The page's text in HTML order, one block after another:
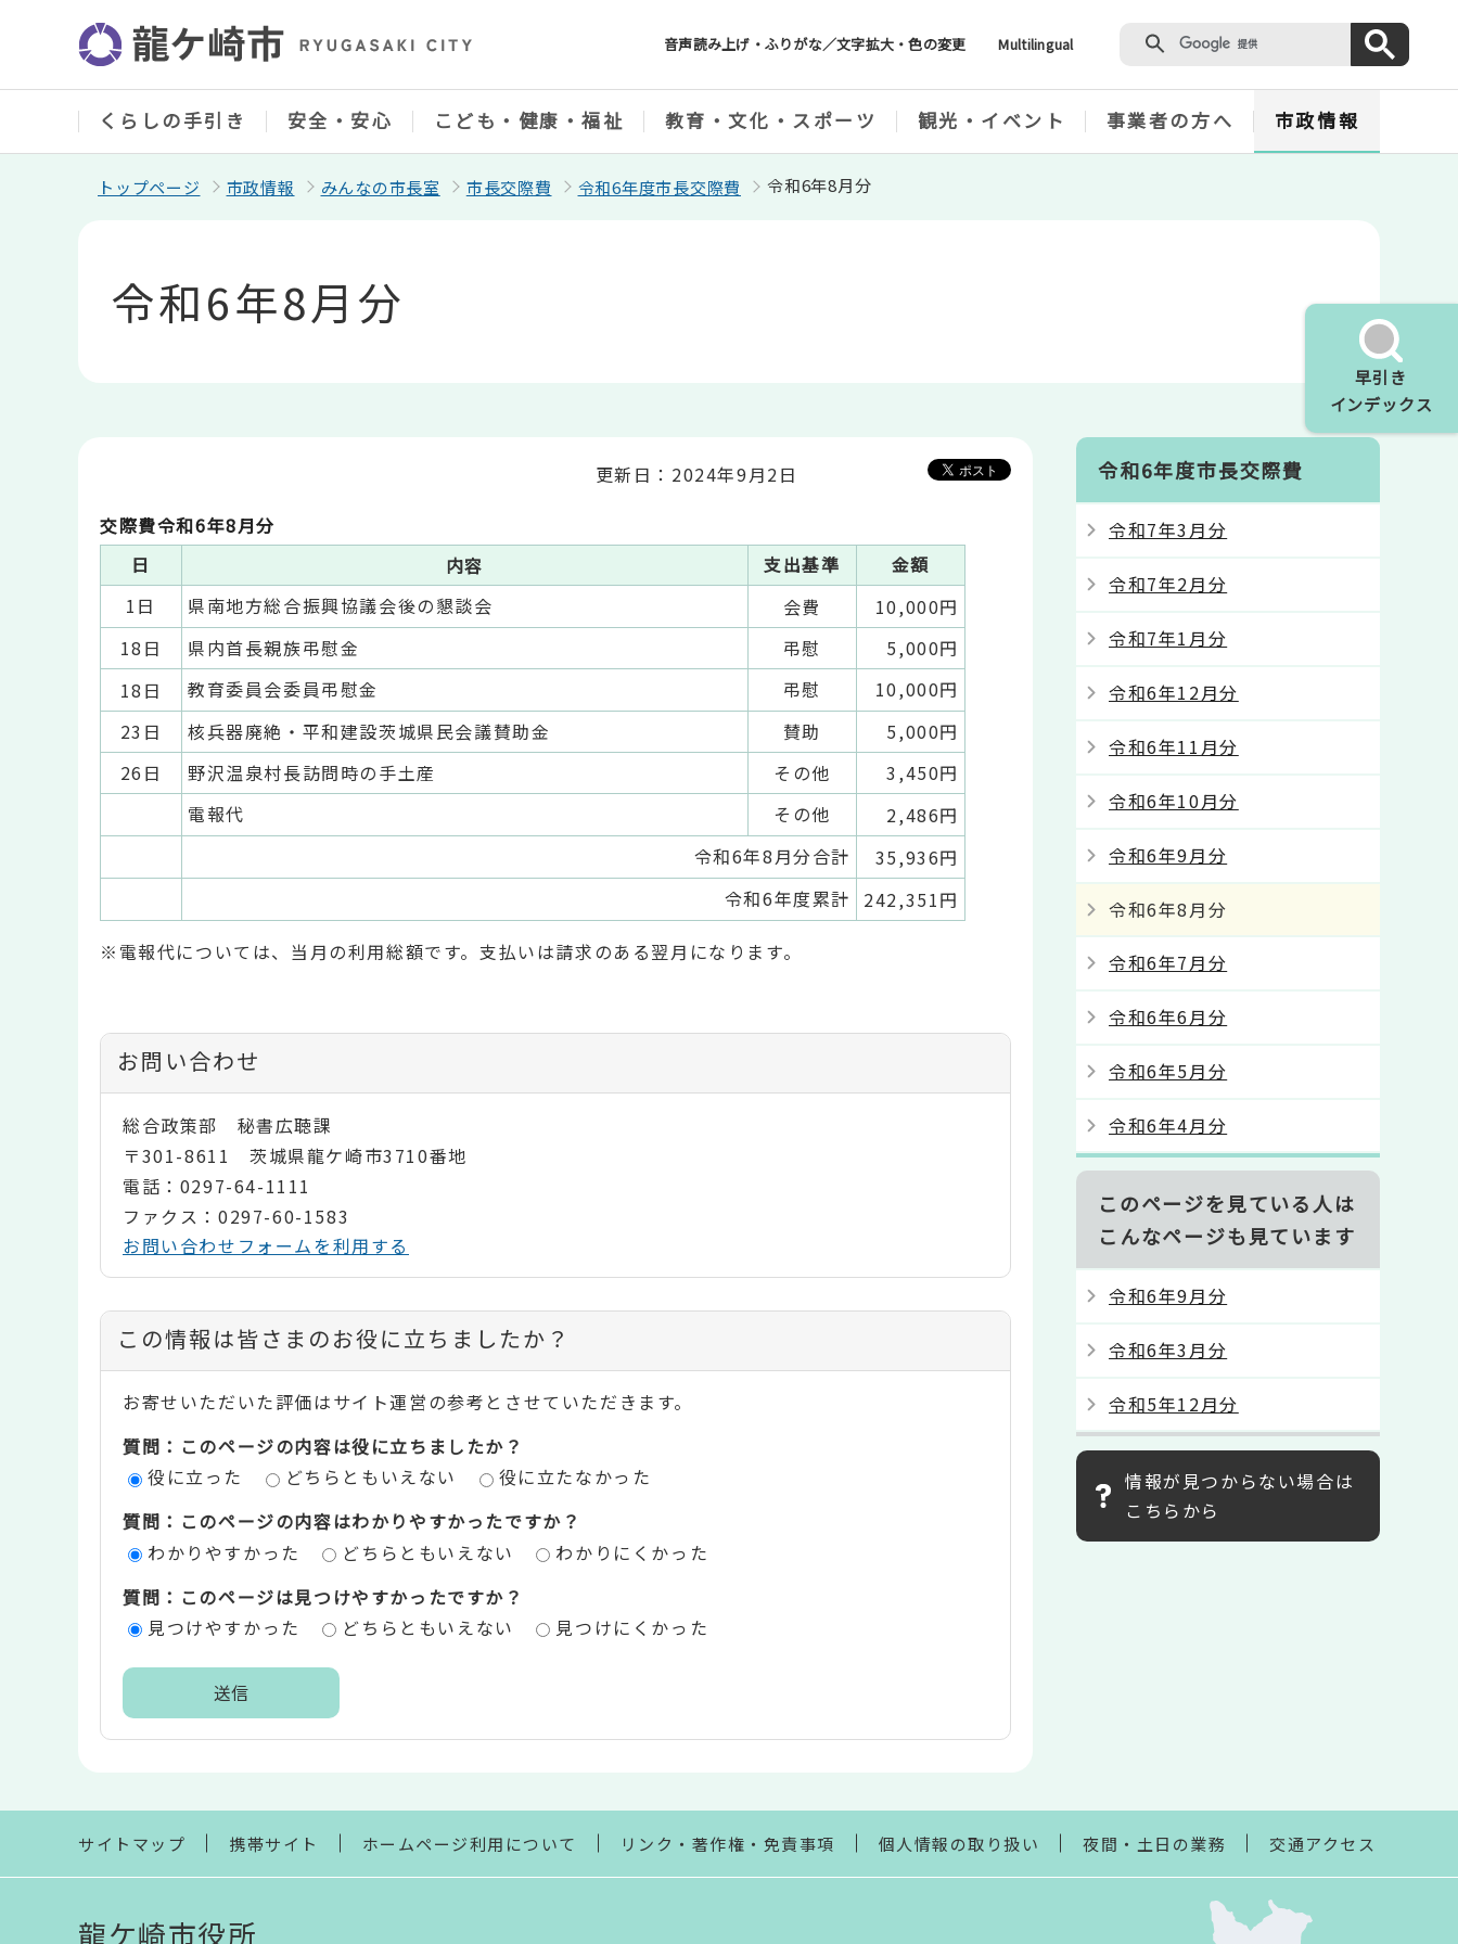
ジ
音声読み上げ・ふりがな／文字拡大・色の変更 Multilingual
早引き
インデックス
くらしの手引き 安全・安心 こども・健康・福祉 教育・文化・スポーツ 観光・イベント 事業者の方へ 市政情報
トップページ 市政情報 みんなの市長室 市長交際費 令和6年度市長交際費 令和6年8月分
令和6年8月分
更新日：2024年9月2日
交際費令和6年8月分
日
内容 支出基準
金額
1日
県南地方総合振興協議会後の懇談会 会費
10,000円
18日
県内首長親族弔慰金 弔慰
5,000円
18日
教育委員会委員弔慰金 弔慰
10,000円
23日
核兵器廃絶・平和建設茨城県民会議賛助金 賛助
5,000円
26日
野沢温泉村長訪問時の手土産 その他
3,450円
電報代
その他
2,486円
令和6年8月分合計
35,936円
令和6年度累計
242,351円
※電報代については、当月の利用総額です。支払いは請求のある翌月になります。
お問い合わせ
総合政策部 秘書広聴課
〒301-8611 茨城県龍ケ崎市3710番地
電話：0297-64-1111
ファクス：0297-60-1583
お問い合わせフォームを利用する
コ
ン
テ
ン
評
エ
この情報は皆さまのお役に立ちましたか？
お寄せいただいた評価はサイト運営の参考とさせていただきます。
質問：このページの内容は役に立ちましたか？
役に立った
どちらともいえない
役に立たなかった
質問：このページの内容はわかりやすかったですか？
わかりやすかった
どちらともいえない
わかりにくかった
質問：このページは見つけやすかったですか？
見つけやすかった
どちらともいえない 見つけにくかった
ま
令和6年度市長交際費
令和7年3月分
令和7年2月分
令和7年1月分
令和6年12月分
令和6年11月分
令和6年10月分
令和6年9月分
令和6年8月分
令和6年7月分
令和6年6月分
令和6年5月分
令和6年4月分
このページを見ている人は
こんなページも見ています
令和6年9月分
令和6年3月分
令和5年12月分
情報が見つからない場合は
こちらから
サイトマップ 携帯サイト ホームページ利用について リンク・著作権・免責事項 個人情報の取り扱い 夜間・土日の業務 交通アクセス
龍ケ崎市役所